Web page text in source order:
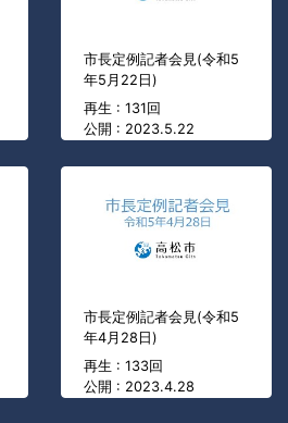
市長定例記者会見(令和5
年5月22日)
再生 : 131回
公開 : 2023.5.22
市長定例記者会見(令和5
年4月28日)
再生 : 133回
公開 : 2023.4.28